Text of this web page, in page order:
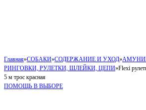
Главная»СОБАКИ»СОДЕРЖАНИЕ И УХОД»
РИНГОВКИ, РУЛЕТКИ, ШЛЕЙКИ, ЦЕПИ»Flexi
5 м трос красная
ПОМОЩЬ В ВЫБОРЕ